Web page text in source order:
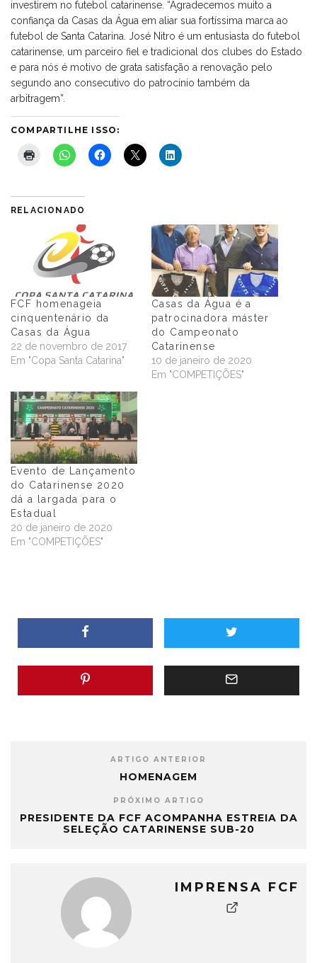
investirem no futebol catarinense. “Agradecemos muito a
confiança da Casas da Água em aliar sua fortíssima marca ao
futebol de Santa Catarina. José Nitro é um entusiasta do futebol
catarinense, um parceiro fiel e tradicional dos clubes do Estado
e para nós é motivo de grata satisfação a renovação pelo
segundo ano consecutivo do patrocínio também da
arbitragem”.
COMPARTILHE ISSO:
RELACIONADO
FCF homenageia
cinquentenário da
Casas da Água
22 de novembro de 2017
Em "Copa Santa Catarina"
Casas da Água é a
patrocinadora máster
do Campeonato
Catarinense
10 de janeiro de 2020
Em "COMPETIÇÕES"
Evento de Lançamento
do Catarinense 2020
dá a largada para o
Estadual
20 de janeiro de 2020
Em "COMPETIÇÕES"
ARTIGO ANTERIOR
HOMENAGEM
PRÓXIMO ARTIGO
PRESIDENTE DA FCF ACOMPANHA ESTREIA DA
SELEÇÃO CATARINENSE SUB-20
IMPRENSA FCF